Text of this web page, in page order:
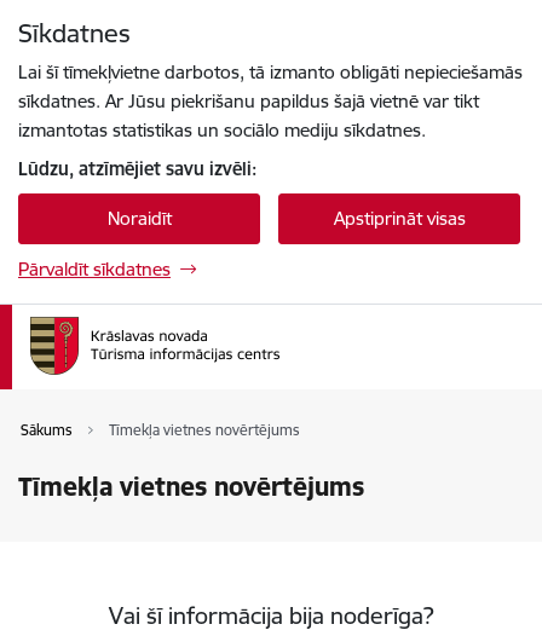
Sīkdatnes
Lai šī tīmekļvietne darbotos, tā izmanto obligāti nepieciešamās
sīkdatnes. Ar Jūsu piekrišanu papildus šajā vietnē var tikt
izmantotas statistikas un sociālo mediju sīkdatnes.
Lūdzu, atzīmējiet savu izvēli:
Noraidīt Apstiprināt visas
Pārvaldīt sīkdatnes
Sākums Tīmekļa vietnes novērtējums
Tīmekļa vietnes novērtējums
Vai šī informācija bija noderīga?